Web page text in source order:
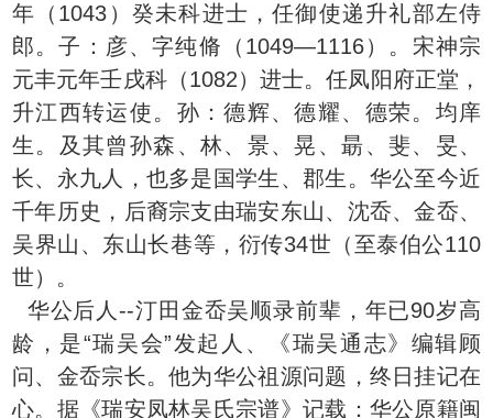
年（1043）癸未科进士，任御使递升礼部左侍
郎。子：彦、字纯脩（1049—1116）。宋神宗
元丰元年壬戌科（1082）进士。任凤阳府正堂，
升江西转运使。孙：德辉、德耀、德荣。均庠
生。及其曾孙森、林、景、晃、朂、斐、旻、
长、永九人，也多是国学生、郡生。华公至今近
千年历史，后裔宗支由瑞安东山、沈岙、金岙、
吴界山、东山长巷等，衍传34世（至泰伯公110
世）。
华公后人--汀田金岙吴顺录前辈，年已90岁高
龄，是“瑞吴会”发起人、《瑞吴通志》编辑顾
问、金岙宗长。他为华公祖源问题，终日挂记在
心。据《瑞安凤林吴氏宗谱》记载：华公原籍闽